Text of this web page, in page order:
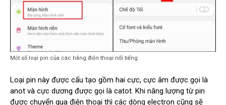
Một số loại pin của các hãng điện thoại nổi tiếng
Loại pin này được cấu tạo gồm hai cực, cực âm được gọi là
anot và cực dương được gọi là catot. Khi năng lượng từ pin
được chuyển qua điện thoại thì các dòng electron cũng sẽ